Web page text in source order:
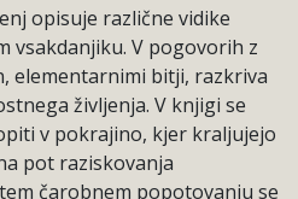
opisuje različne vidike
vsakdanjiku. V pogovorih z
elementarnimi bitji, razkriva
življenja. V knjigi se
v pokrajino, kjer kraljujejo
pot raziskovanja
čarobnem popotovanju se